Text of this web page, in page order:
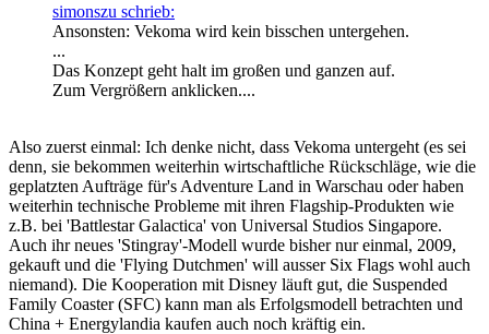
simonszu schrieb:
Ansonsten: Vekoma wird kein bisschen untergehen.
...
Das Konzept geht halt im großen und ganzen auf.
Zum Vergrößern anklicken....
Also zuerst einmal: Ich denke nicht, dass Vekoma untergeht (es sei
denn, sie bekommen weiterhin wirtschaftliche Rückschläge, wie die
geplatzten Aufträge für's Adventure Land in Warschau oder haben
weiterhin technische Probleme mit ihren Flagship-Produkten wie
z.B. bei 'Battlestar Galactica' von Universal Studios Singapore.
Auch ihr neues 'Stingray'-Modell wurde bisher nur einmal, 2009,
gekauft und die 'Flying Dutchmen' will ausser Six Flags wohl auch
niemand). Die Kooperation mit Disney läuft gut, die Suspended
Family Coaster (SFC) kann man als Erfolgsmodell betrachten und
China + Energylandia kaufen auch noch kräftig ein.